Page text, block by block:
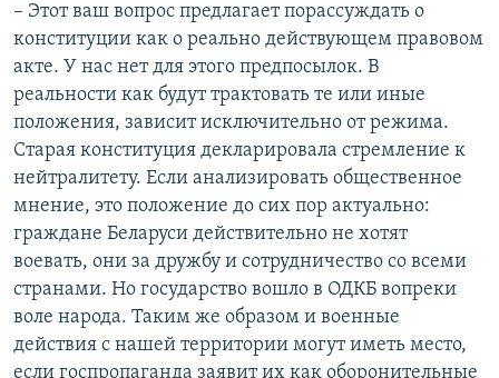
– Этот ваш вопрос предлагает порассуждать о
конституции как о реально действующем правовом
акте. У нас нет для этого предпосылок. В
реальности как будут трактовать те или иные
положения, зависит исключительно от режима.
Старая конституция декларировала стремление к
нейтралитету. Если анализировать общественное
мнение, это положение до сих пор актуально:
граждане Беларуси действительно не хотят
воевать, они за дружбу и сотрудничество со всеми
странами. Но государство вошло в ОДКБ вопреки
воле народа. Таким же образом и военные
действия с нашей территории могут иметь место,
если госпропаганда заявит их как оборонительные